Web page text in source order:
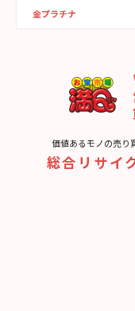
金プラチナ
価値あるモノの売り
総合リサイ